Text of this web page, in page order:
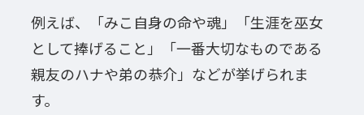
例えば、「みこ自身の命や魂」「生涯を巫女
として捧げること」「一番大切なものである
親友のハナや弟の恭介」などが挙げられま
す。